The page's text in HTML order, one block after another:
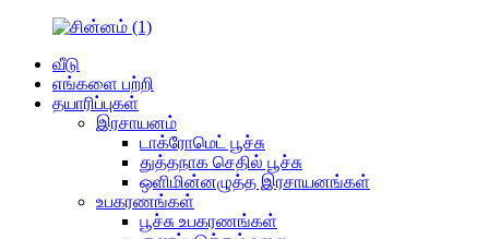
வீடு
எங்களை பற்றி
தயாரிப்புகள்
இரசாயனம்
டாக்ரோமெட் பூச்சு
துத்தநாக செதில் பூச்சு
ஒளிமின்னழுத்த இரசாயனங்கள்
உபகரணங்கள்
பூச்சு உபகரணங்கள்